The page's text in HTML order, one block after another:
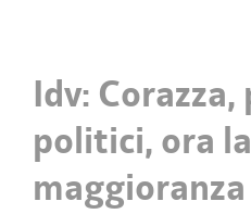
Idv:
politici, ora la